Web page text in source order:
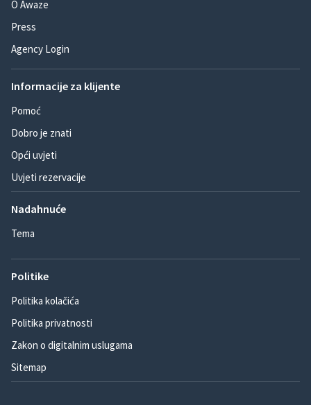
O Awaze
Press
Agency Login
Informacije za klijente
Pomoć
Dobro je znati
Opći uvjeti
Uvjeti rezervacije
Nadahnuće
Tema
Politike
Politika kolačića
Politika privatnosti
Zakon o digitalnim uslugama
Sitemap